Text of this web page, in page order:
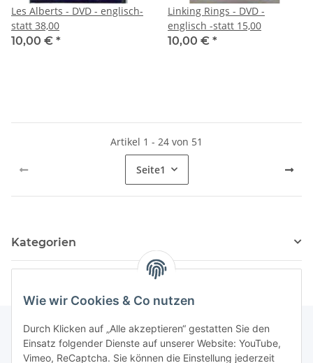
Wie wir Cookies & Co nutzen
Durch Klicken auf „Alle akzeptieren“ gestatten Sie den
Einsatz folgender Dienste auf unserer Website: YouTube,
Vimeo, ReCaptcha. Sie können die Einstellung jederzeit
Les Alberts - DVD - englisch-
statt 38,00
10,00 € *
Linking Rings - DVD -
englisch -statt 15,00
10,00 € *
Artikel 1 - 24 von 51
Seite1
Kategorien
Informationen